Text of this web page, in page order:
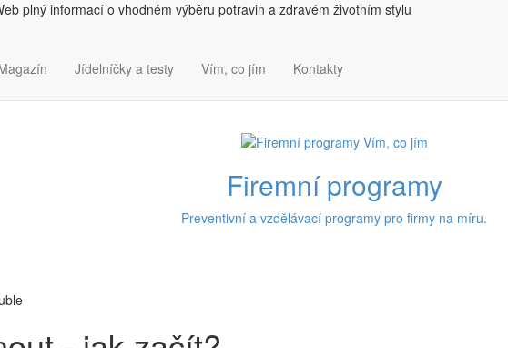
plný informací o vhodném výběru potravin a zdravém životním stylu
Jídelníčky a testy Vím, co jím Kontakty
Firemní programy
Preventivní a vzdělávací programy pro firmy na míru.